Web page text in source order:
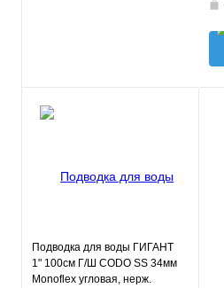
Подводка для воды ГИГАНТ
1" 100см Г/Ш CODO SS 34мм
Monoflex угловая, нерж.